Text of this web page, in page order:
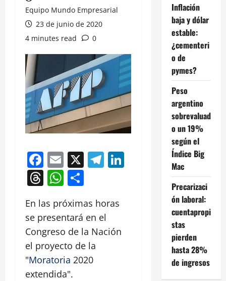
Equipo Mundo Empresarial
23 de junio de 2020
4 minutes read
0
Facebook
Email
X Telegram
LinkedIn
Threads
WhatsApp
En las próximas horas
se presentará en el
Congreso de la Nación
el proyecto de la
"Moratoria 2020
extendida".
Inflación
baja y dólar
estable:
¿cementeri
o de
pymes?
Peso
argentino
sobrevaluad
o un 19%
según el
Índice Big
Mac
Precarizaci
ón laboral:
cuentapropi
stas
pierden
hasta 28%
de ingresos